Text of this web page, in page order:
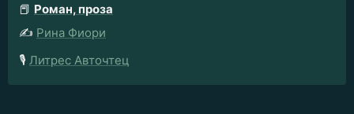
📕 Роман, проза
✍️ Рина Фиори
🎙️ Литрес Авточтец